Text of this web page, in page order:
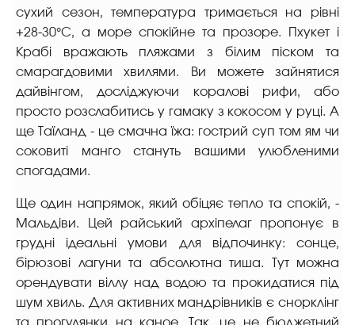
сухий сезон, температура тримається на рівні
+28-30°C, а море спокійне та прозоре. Пхукет і
Крабі вражають пляжами з білим піском та
смарагдовими хвилями. Ви можете зайнятися
дайвінгом, досліджуючи коралові рифи, або
просто розслабитись у гамаку з кокосом у руці. А
ще Таїланд - це смачна їжа: гострий суп том ям чи
соковиті манго стануть вашими улюбленими
спогадами.
Ще один напрямок, який обіцяє тепло та спокій, -
Мальдіви. Цей райський архіпелаг пропонує в
грудні ідеальні умови для відпочинку: сонце,
бірюзові лагуни та абсолютна тиша. Тут можна
орендувати віллу над водою та прокидатися під
шум хвиль. Для активних мандрівників є снорклінг
та прогулянки на каное. Так, це не бюджетний